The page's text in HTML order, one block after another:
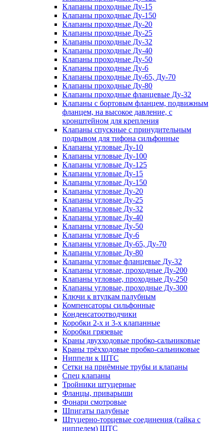
Клапаны проходные Ду-15
Клапаны проходные Ду-150
Клапаны проходные Ду-20
Клапаны проходные Ду-25
Клапаны проходные Ду-32
Клапаны проходные Ду-40
Клапаны проходные Ду-50
Клапаны проходные Ду-6
Клапаны проходные Ду-65, Ду-70
Клапаны проходные Ду-80
Клапаны проходные фланцевые Ду-32
Клапаны с бортовым фланцем, подвижным
фланцем, на высокое давление, с
кронштейном для крепления
Клапаны спускные с принудительным
подрывом для тифона сильфонные
Клапаны угловые Ду-10
Клапаны угловые Ду-100
Клапаны угловые Ду-125
Клапаны угловые Ду-15
Клапаны угловые Ду-150
Клапаны угловые Ду-20
Клапаны угловые Ду-25
Клапаны угловые Ду-32
Клапаны угловые Ду-40
Клапаны угловые Ду-50
Клапаны угловые Ду-6
Клапаны угловые Ду-65, Ду-70
Клапаны угловые Ду-80
Клапаны угловые фланцевые Ду-32
Клапаны угловые, проходные Ду-200
Клапаны угловые, проходные Ду-250
Клапаны угловые, проходные Ду-300
Ключи к втулкам палубным
Компенсаторы сильфонные
Конденсатоотводчики
Коробки 2-х и 3-х клапанные
Коробки грязевые
Краны двухходовые пробко-сальниковые
Краны трёхходовые пробко-сальниковые
Ниппели к ШТС
Сетки на приёмные трубы и клапаны
Спец клапаны
Тройники штуцерные
Фланцы, приварыши
Фонари смотровые
Шпигаты палубные
Штуцерно-торцевые соединения (гайка с
ниппелем) ШТС